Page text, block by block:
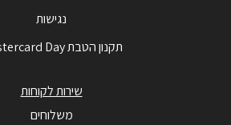
נגישות
תקנון הטבת Mastercard Day
שירות לקוחות
משלוחים